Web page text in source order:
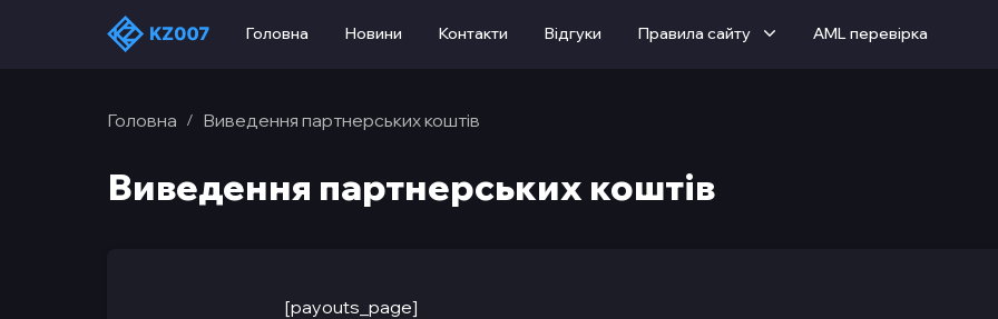
Головна Новини Контакти Вiдгуки Правила сайту AML перевірка
Головна / Виведення партнерських коштів
Виведення партнерських коштів
[payouts_page]